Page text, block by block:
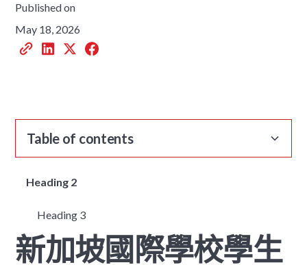
Published on
May 18, 2026
Table of contents
Heading 2
Heading 3
新加坡國際學校學生